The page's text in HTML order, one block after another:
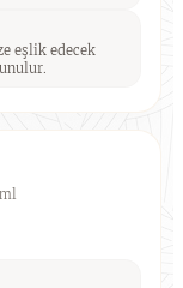
eşlik edecek